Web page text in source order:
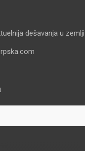
dešavanja u